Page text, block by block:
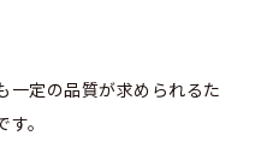
一定の品質が求められるた
。